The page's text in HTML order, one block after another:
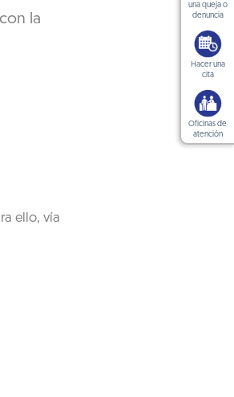
la
ello, vía
una queja o
denuncia
Hacer una
cita
Oficinas de
atención